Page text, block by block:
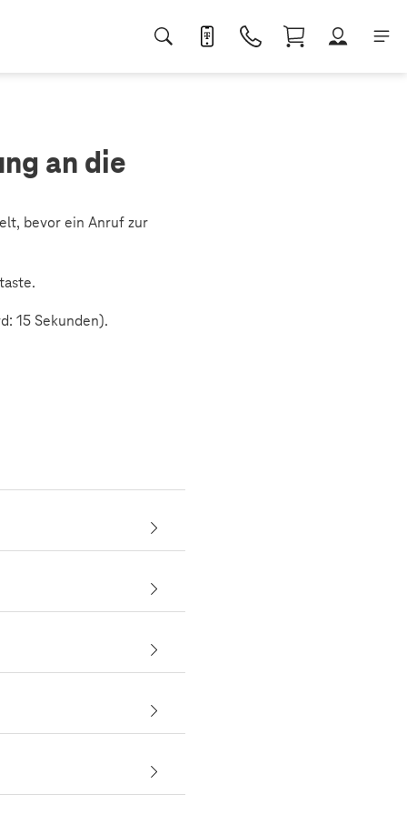
an die
bevor ein Anruf zur
15 Sekunden).